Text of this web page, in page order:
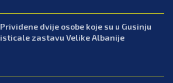
Prividene dvije osobe koje su u Gusinju
isticale zastavu Velike Albanije